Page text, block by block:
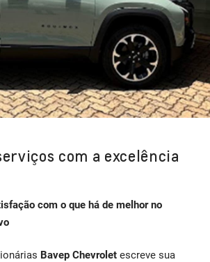
com a excelência
com o que há de melhor no
Bavep Chevrolet escreve sua